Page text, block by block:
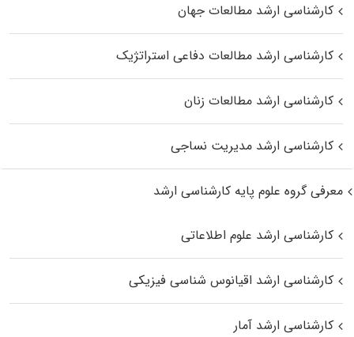
کارشناسی ارشد مطالعات جهان
کارشناسی ارشد مطالعات دفاعی استراتژیک
کارشناسی ارشد مطالعات زنان
کارشناسی ارشد مدیریت نساجی
معرفی گروه علوم پایه کارشناسی ارشد
کارشناسی ارشد علوم اطلاعاتی
کارشناسی ارشد اقیانوس‌ شناسی فیزیکی
کارشناسی ارشد آمار